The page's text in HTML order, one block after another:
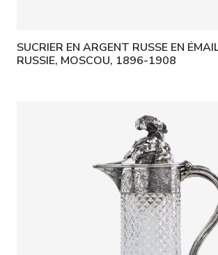
SUCRIER EN ARGENT RUSSE EN
RUSSIE, MOSCOU, 1896-1908